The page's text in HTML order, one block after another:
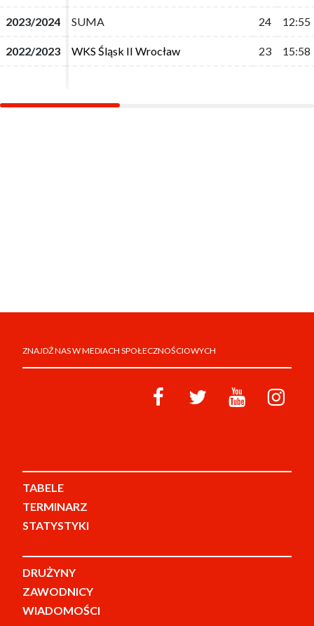
2023/2024 SUMA 24 12:55
2022/2023 WKS Śląsk II Wrocław 23 15:58
2023/2024 SUMA 24 12:55
2022/2023 WKS Śląsk II Wrocław 23 15:58
ZNAJDŹ NAS W MEDIACH SPOŁECZNOŚCIOWYCH
TABELE
TERMINARZ
STATYSTYKI
DRUŻYNY
ZAWODNICY
WIADOMOŚCI